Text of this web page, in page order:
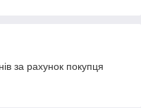
за рахунок покупця